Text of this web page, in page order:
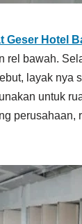
Geser Hotel
rel bawah.
layak nya
untuk